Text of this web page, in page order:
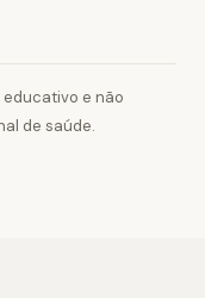
e não
de saúde.